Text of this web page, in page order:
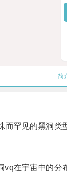
简
罕见的黑洞类型
在宇宙中的分布